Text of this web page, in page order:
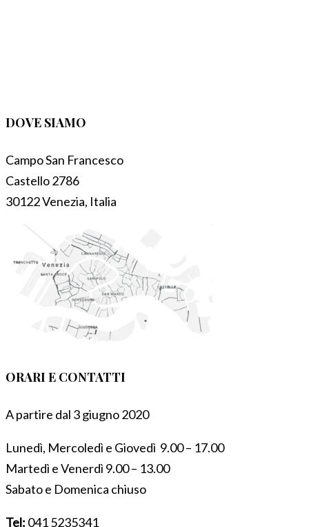
DOVE SIAMO
Campo San Francesco
Castello 2786
30122 Venezia, Italia
ORARI E CONTATTI
A partire dal 3 giugno 2020
Lunedì, Mercoledì e Giovedì 9.00 – 17.00
Martedì e Venerdì 9.00 – 13.00
Sabato e Domenica chiuso
Tel: 041 5235341